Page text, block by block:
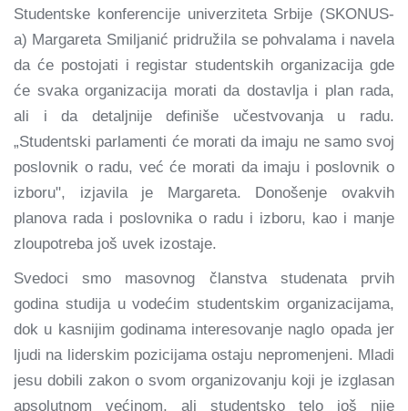
Studentske konferencije univerziteta Srbije (SKONUS-
a) Margareta Smiljanić pridružila se pohvalama i navela
da će postojati i registar studentskih organizacija gde
će svaka organizacija morati da dostavlja i plan rada,
ali i da detaljnije definiše učestvovanja u radu.
„Studentski parlamenti će morati da imaju ne samo svoj
poslovnik o radu, već će morati da imaju i poslovnik o
izboru", izjavila je Margareta. Donošenje ovakvih
planova rada i poslovnika o radu i izboru, kao i manje
zloupotreba još uvek izostaje.
Svedoci smo masovnog članstva studenata prvih
godina studija u vodećim studentskim organizacijama,
dok u kasnijim godinama interesovanje naglo opada jer
ljudi na liderskim pozicijama ostaju nepromenjeni. Mladi
jesu dobili zakon o svom organizovanju koji je izglasan
apsolutnom većinom, ali studentsko telo još nije